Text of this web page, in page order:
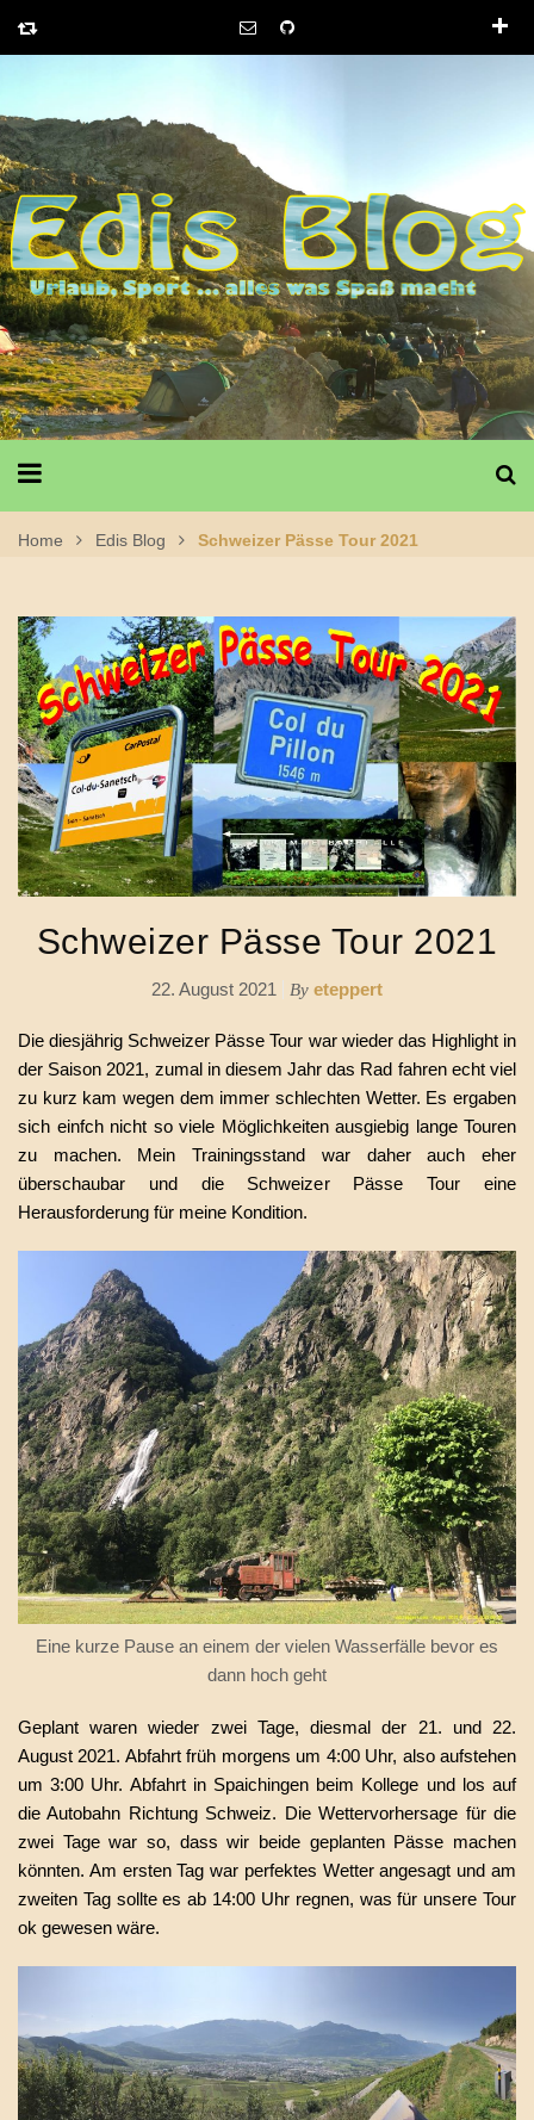
Home Edis Blog Schweizer Pässe Tour 2021
Schweizer Pässe Tour 2021
22. August 2021 By eteppert
Die diesjährig Schweizer Pässe Tour war wieder das Highlight in
der Saison 2021, zumal in diesem Jahr das Rad fahren echt viel
zu kurz kam wegen dem immer schlechten Wetter. Es ergaben
sich einfch nicht so viele Möglichkeiten ausgiebig lange Touren
zu machen. Mein Trainingsstand war daher auch eher
überschaubar und die Schweizer Pässe Tour eine
Herausforderung für meine Kondition.
Eine kurze Pause an einem der vielen Wasserfälle bevor es
dann hoch geht
Geplant waren wieder zwei Tage, diesmal der 21. und 22.
August 2021. Abfahrt früh morgens um 4:00 Uhr, also aufstehen
um 3:00 Uhr. Abfahrt in Spaichingen beim Kollege und los auf
die Autobahn Richtung Schweiz. Die Wettervorhersage für die
zwei Tage war so, dass wir beide geplanten Pässe machen
könnten. Am ersten Tag war perfektes Wetter angesagt und am
zweiten Tag sollte es ab 14:00 Uhr regnen, was für unsere Tour
ok gewesen wäre.